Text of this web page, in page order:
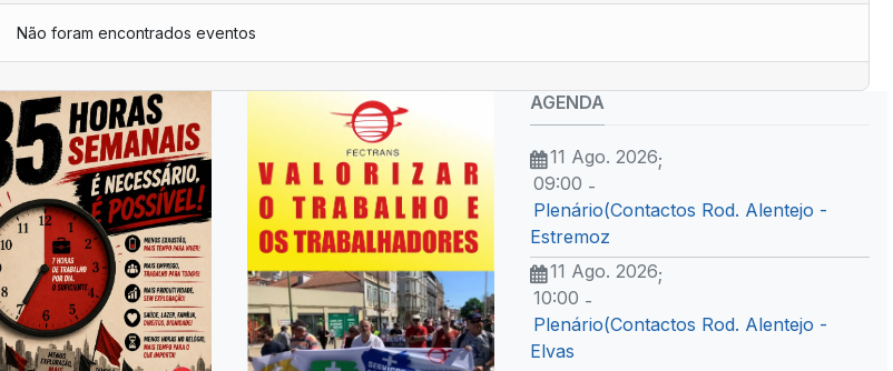
Não foram encontrados eventos
AGENDA
11 Ago. 2026;
09:00 -
Plenário(Contactos Rod. Alentejo -
Estremoz
11 Ago. 2026;
10:00 -
Plenário(Contactos Rod. Alentejo -
Elvas